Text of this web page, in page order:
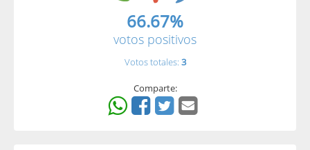
66.67%
votos positivos
Votos totales: 3
Comparte: